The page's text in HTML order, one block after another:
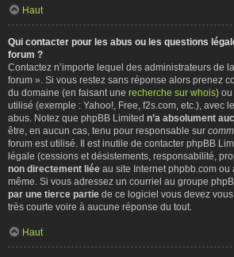
Haut
Qui contacter pour les abus ou les questions
forum ?
Contactez n’importe lequel des administrateurs de
forum ». Si vous restez sans réponse alors prenez
du domaine (en faisant une recherche sur whois)
utilisé (exemple : Yahoo!, Free, f2s.com, etc.), avec
abus. Notez que phpBB Limited n’a absolument
être, en aucun cas, tenu pour responsable sur
forum est utilisé. Il est inutile de contacter phpBB
légale (cessions et désistements, responsabilité,
non directement liée au site Internet phpbb.com
même. Si vous adressez un courriel au groupe
par une tierce partie de ce logiciel vous devez
très courte voire à aucune réponse du tout.
Haut